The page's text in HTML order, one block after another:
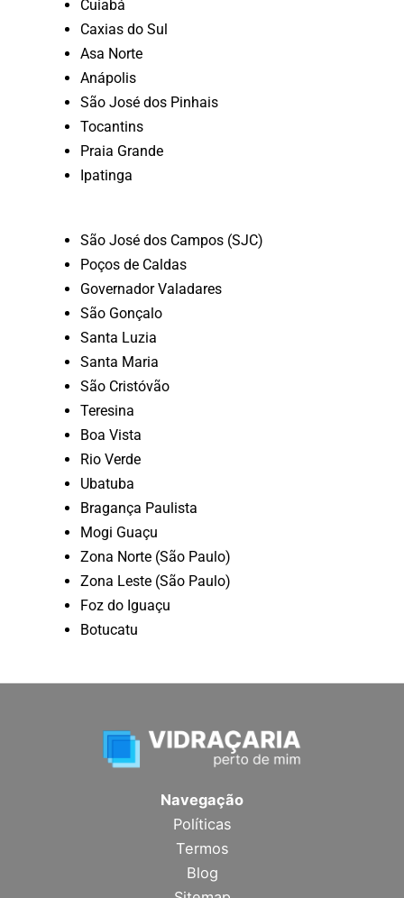
Cuiabá
Caxias do Sul
Asa Norte
Anápolis
São José dos Pinhais
Tocantins
Praia Grande
Ipatinga
São José dos Campos (SJC)
Poços de Caldas
Governador Valadares
São Gonçalo
Santa Luzia
Santa Maria
São Cristóvão
Teresina
Boa Vista
Rio Verde
Ubatuba
Bragança Paulista
Mogi Guaçu
Zona Norte (São Paulo)
Zona Leste (São Paulo)
Foz do Iguaçu
Botucatu
Navegação
Políticas
Termos
Blog